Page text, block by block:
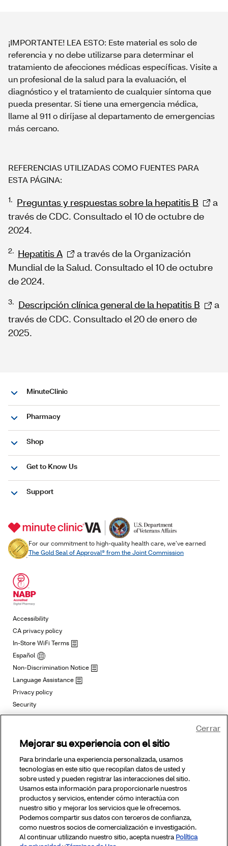
¡IMPORTANTE! LEA ESTO: Este material es solo de
referencia y no debe utilizarse para determinar el
tratamiento de afecciones médicas específicas. Visite a
un profesional de la salud para la evaluación, el
diagnóstico y el tratamiento de cualquier síntoma que
pueda presentar. Si tiene una emergencia médica,
llame al 911 o diríjase al departamento de emergencias
más cercano.
REFERENCIAS UTILIZADAS COMO FUENTES PARA
ESTA PÁGINA:
1. Preguntas y respuestas sobre la hepatitis B
a
través de CDC. Consultado el 10 de octubre de
2024.
2. Hepatitis A
a través de la Organización
Mundial de la Salud. Consultado el 10 de octubre
de 2024.
3. Descripción clínica general de la hepatitis B
a
través de CDC. Consultado el 20 de enero de
2025.
Mejorar su experiencia con el sitio
Para brindarle una experiencia personalizada, usamos
tecnologías en este sitio que recopilan datos de usted y
sobre usted y pueden registrar las interacciones del sitio.
Usamos esta información para proporcionarle nuestros
productos y servicios, entender cómo interactúa con
nuestro sitio y mejorar los servicios que le ofrecemos.
Podemos compartir sus datos con terceros de confianza,
como nuestros socios de comercialización e investigación.
Al continuar utilizando nuestro sitio, acepta nuestra Política
Cerrar